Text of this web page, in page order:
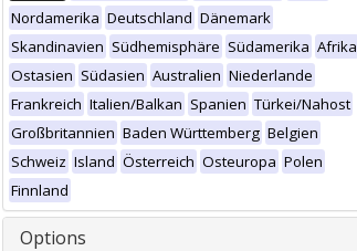
Nordamerika Deutschland Dänemark
Skandinavien Südhemisphäre Südamerika Afrika
Ostasien Südasien Australien Niederlande
Frankreich Italien/Balkan Spanien Türkei/Nahost
Großbritannien Baden Württemberg Belgien
Schweiz Island Österreich Osteuropa Polen
Finnland
Options